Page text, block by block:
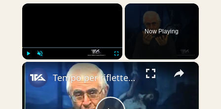
×
Now Playing
×
Tempo per riflettere - puntata 207